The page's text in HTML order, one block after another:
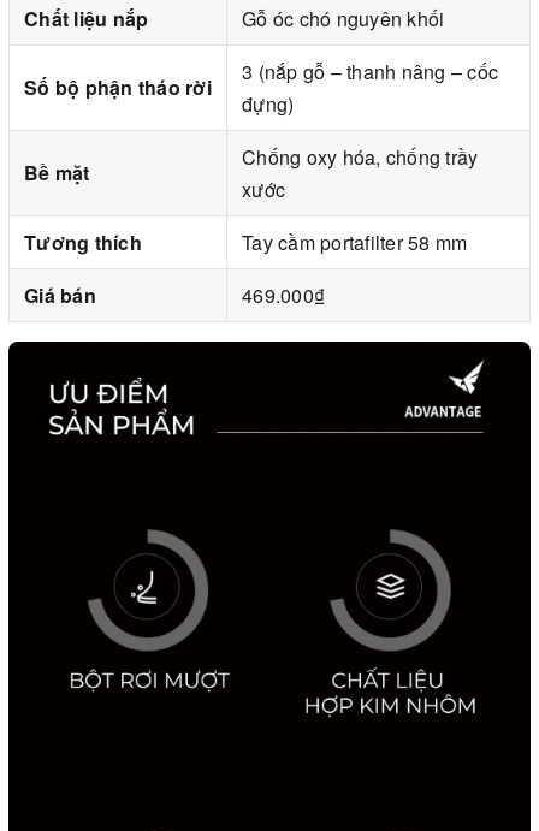
Chất liệu nắp
Gỗ óc chó nguyên khối
Số bộ phận tháo rời
3 (nắp gỗ – thanh nâng – cốc
đựng)
Bề mặt
Chống oxy hóa, chống trầy
xước
Tương thích
Tay cầm portafilter 58 mm
Giá bán
469.000₫